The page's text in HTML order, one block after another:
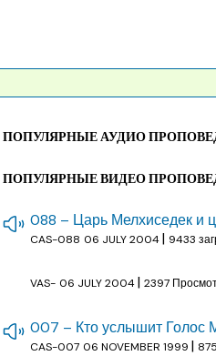
ПОПУЛЯРНЫЕ АУДИО
ПОПУЛЯРНЫЕ ВИДЕО
088 – Царь Мелхиседек и
CAS-088 06 JULY 2004 | 9433
VAS- 06 JULY 2004 |2397
007 – Кто услышит Голос
CAS-007 06 NOVEMBER 1999 |